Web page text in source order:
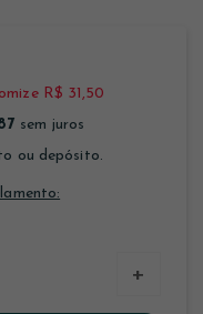
R$ 31,50
ou depósito.
+